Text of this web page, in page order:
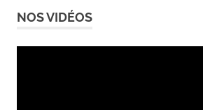
NOS VIDÉOS